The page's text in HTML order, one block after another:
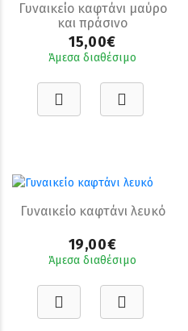
Γυναικείο καφτάνι μαύρο
και πράσινο
15,00€
Άμεσα διαθέσιμο
Γυναικείο καφτάνι λευκό
19,00€
Άμεσα διαθέσιμο